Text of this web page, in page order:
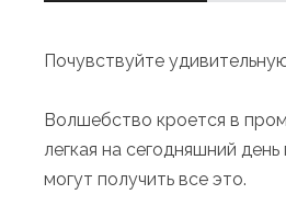
Почувствуйте
Волшебство кроется в
легкая на сегодняшний
могут получить все это.